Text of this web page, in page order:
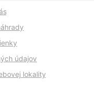
údajov
lokality